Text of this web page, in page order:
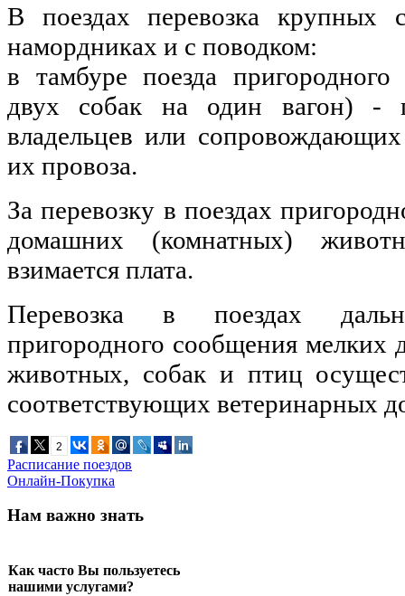
В поездах перевозка крупных
намордниках и с поводком:
в тамбуре поезда
двух собак на один вагон) -
владельцев или
их провоза.
За перевозку в поездах
домашних (комнатных)
взимается плата.
Перевозка в поездах
пригородного сообщения
животных, собак и птиц
соответствующих ветеринарных
2
Расписание поездов
Онлайн-Покупка
Нам важно знать
Как часто Вы пользуетесь
нашими услугами?